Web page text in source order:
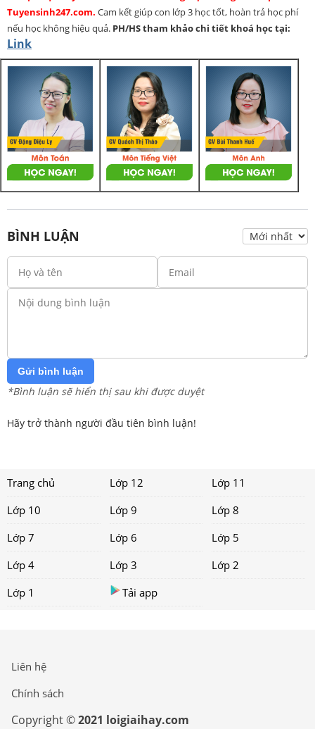
Tuyensinh247.com. Cam kết giúp con lớp 3 học tốt, hoàn trả học phí
nếu học không hiệu quả. PH/HStham khảo chi tiết khoá học tại:
Link
BÌNH LUẬN
Gửi bình luận
*Bình luận sẽ hiển thị sau khi được duyệt
Hãy trở thành người đầu tiên bình luận!
Trang chủ Lớp 12
Lớp 11
Lớp 10
Lớp 9
Lớp 8
Lớp 7
Lớp 6
Lớp 5
Lớp 4
Lớp 3
Lớp 2
Lớp 1
Tải app
Liên hệ
Chính sách
Copyright ©2021 loigiaihay.com